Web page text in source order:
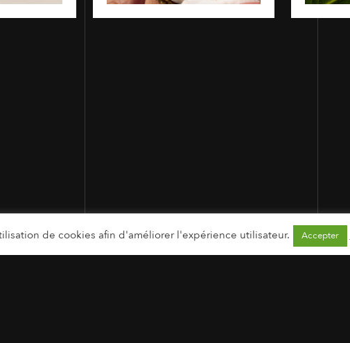
de cookies afin d'améliorer l'expérience utilisateur. Accepter